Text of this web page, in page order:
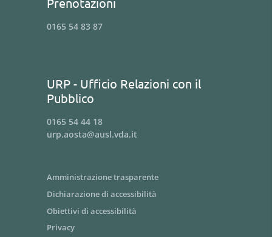
0165 54 83 87
URP - Ufficio Relazioni con il
Pubblico
0165 54 44 18
urp.aosta@ausl.vda.it
Amministrazione trasparente
Dichiarazione di accessibilità
Obiettivi di accessibilità
Privacy